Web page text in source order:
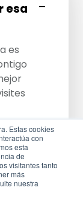
Estas cookies
con
esta
de
visitantes tanto
más
nuestra
esa
es